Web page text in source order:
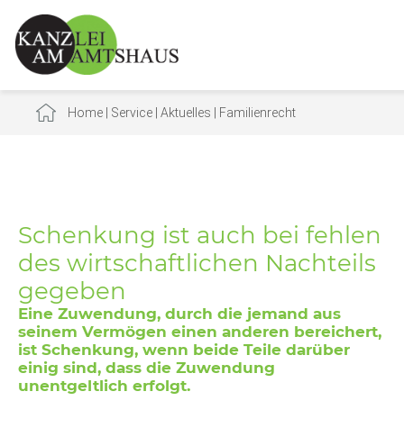
Home Service Aktuelles Familienrecht
Schenkung ist auch bei fehlen
des wirtschaftlichen Nachteils
gegeben
Eine Zuwendung, durch die jemand aus
seinem Vermögen einen anderen bereichert,
ist Schenkung, wenn beide Teile darüber
einig sind, dass die Zuwendung
unentgeltlich erfolgt.